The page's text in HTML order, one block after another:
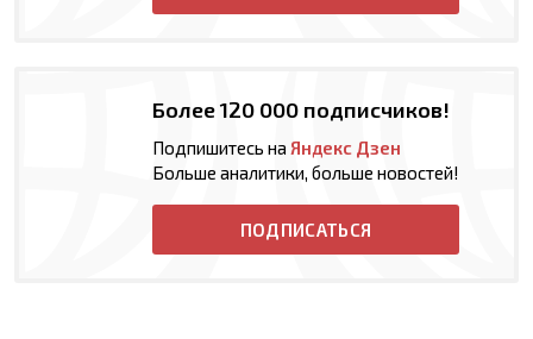
Более 120 000 подписчиков!
Подпишитесь на Яндекс Дзен
Больше аналитики, больше новостей!
ПОДПИСАТЬСЯ